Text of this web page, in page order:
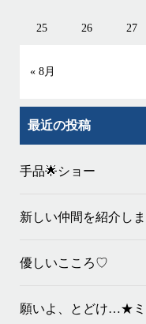
25 26 27
« 8月
最近の投稿
手品🌟ショー
新しい仲間を紹介し
優しいこころ♡
願いよ、とどけ…★ミ